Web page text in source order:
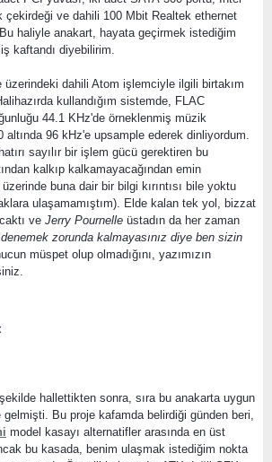
çekirdeği ve dahili 100 Mbit Realtek ethernet
Bu haliyle anakart, hayata geçirmek istediğim
kaftandı diyebilirim.
dahili Atom işlemciyle ilgili birtakım
kullandığım sistemde, FLAC
44.1 KHz'de örneklenmiş müzik
altında 96 kHz'e upsample ederek dinliyordum.
sayılır bir işlem gücü gerektiren bu
kalkıp kalkamayacağından emin
buna dair bir bilgi kırıntısı bile yoktu
ulaşamamıştım). Elde kalan tek yol, bizzat
ve Jerry Pournelle üstadın da her zaman
zorunda kalmayasınız diye ben sizin
müspet olup olmadığını, yazımızın
hallettikten sonra, sıra bu anakarta uygun
Bu proje kafamda belirdiği günden beri,
model kasayı alternatifler arasında en üst
bu kasada, benim ulaşmak istediğim nokta